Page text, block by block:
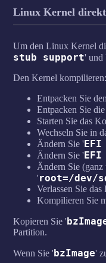
Linux Kernel direkt
Um den Linux Kernel
stub support' und
Den Kernel kompilieren:
Entpacken Sie
Entpacken Sie
Starten Sie das
Wechseln Sie in
Ändern Sie '
Ändern Sie '
Ändern Sie
'root=/dev/
Verlassen Sie
Kompilieren Sie
Kopieren Sie '
Partition.
Wenn Sie 'bzImage'